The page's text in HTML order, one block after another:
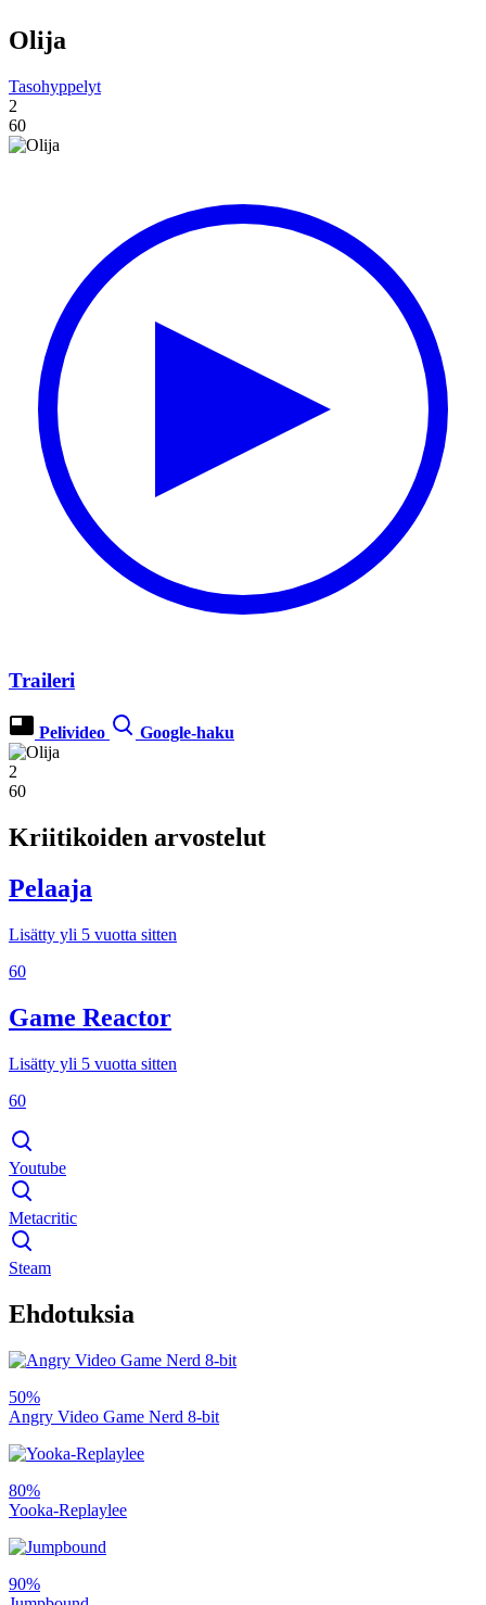
Olija
Tasohyppelyt
2
60
Traileri
Pelivideo Google-haku
2
60
Kriitikoiden arvostelut
Pelaaja
Lisätty yli 5 vuotta sitten
60
Game Reactor
Lisätty yli 5 vuotta sitten
60
Youtube
Metacritic
Steam
Ehdotuksia
50%
Angry Video Game Nerd 8-bit
80%
Yooka-Replaylee
90%